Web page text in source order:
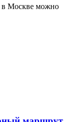
в Москве можно